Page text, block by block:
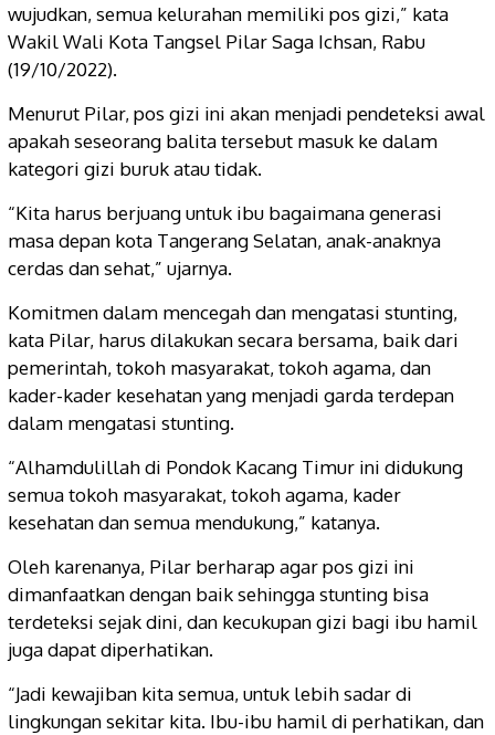
wujudkan, semua kelurahan memiliki pos gizi,” kata
Wakil Wali Kota Tangsel Pilar Saga Ichsan, Rabu
(19/10/2022).
Menurut Pilar, pos gizi ini akan menjadi pendeteksi awal
apakah seseorang balita tersebut masuk ke dalam
kategori gizi buruk atau tidak.
“Kita harus berjuang untuk ibu bagaimana generasi
masa depan kota Tangerang Selatan, anak-anaknya
cerdas dan sehat,” ujarnya.
Komitmen dalam mencegah dan mengatasi stunting,
kata Pilar, harus dilakukan secara bersama, baik dari
pemerintah, tokoh masyarakat, tokoh agama, dan
kader-kader kesehatan yang menjadi garda terdepan
dalam mengatasi stunting.
“Alhamdulillah di Pondok Kacang Timur ini didukung
semua tokoh masyarakat, tokoh agama, kader
kesehatan dan semua mendukung,” katanya.
Oleh karenanya, Pilar berharap agar pos gizi ini
dimanfaatkan dengan baik sehingga stunting bisa
terdeteksi sejak dini, dan kecukupan gizi bagi ibu hamil
juga dapat diperhatikan.
“Jadi kewajiban kita semua, untuk lebih sadar di
lingkungan sekitar kita. Ibu-ibu hamil di perhatikan, dan